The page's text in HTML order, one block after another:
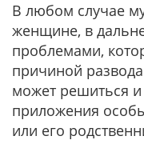
В любом случае
женщине, в
проблемами,
причиной
может решиться
приложения
или его